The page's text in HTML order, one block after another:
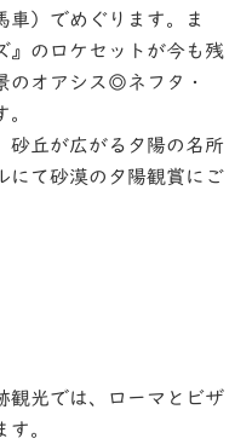
車）でめぐります。ま
』のロケセットが今も残
のオアシス◎ネフタ・
丘が広がる夕陽の名所
て砂漠の夕陽観賞にご
光では、ローマとビザ
。